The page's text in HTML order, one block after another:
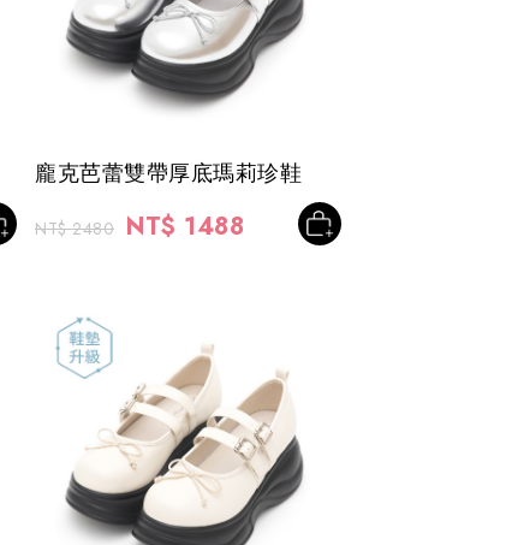
龐克芭蕾雙帶厚底瑪莉珍鞋
NT$ 2480 NT$ 1488